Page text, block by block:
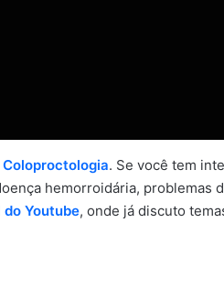
. Se você tem
hemorroidária, problemas
do Youtube, onde já discuto